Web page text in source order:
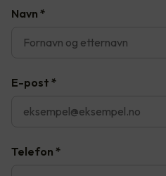
Navn *
E-post *
Telefon *